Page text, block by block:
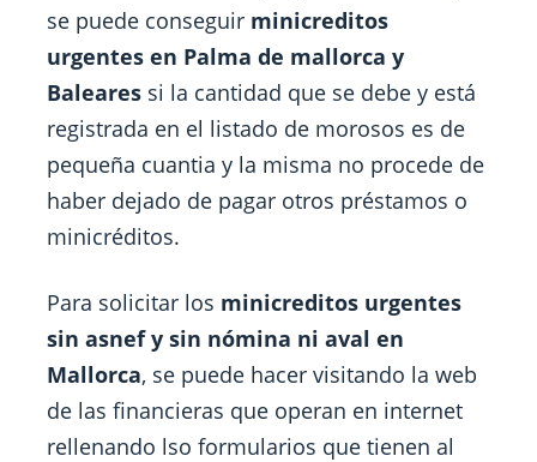
se puede conseguir minicreditos
urgentes en Palma de mallorca y
Baleares si la cantidad que se debe y está
registrada en el listado de morosos es de
pequeña cuantia y la misma no procede de
haber dejado de pagar otros préstamos o
minicréditos.
Para solicitar los minicreditos urgentes
sin asnef y sin nómina ni aval en
Mallorca, se puede hacer visitando la web
de las financieras que operan en internet
rellenando lso formularios que tienen al